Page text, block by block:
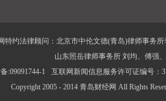
特约法律顾问：北京市中伦文德(青岛)律师事务
山东照岳律师事务所 刘均、傅强
:09091744-1
互联网新闻信息服务许可证编号：
Copyright 2005 - 2014 青岛财经网 All Rights